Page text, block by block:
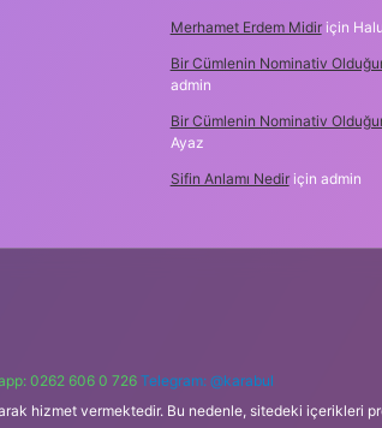
Merhamet Erdem Midiriçin
Bir Cümlenin Nominativ
admin
Bir Cümlenin Nominativ
Ayaz
Sifin Anlamı Nediriçin admin
0262 606 0 726 Telegram: @karabul
hizmet vermektedir. Bu nedenle, sitedeki içerikleri